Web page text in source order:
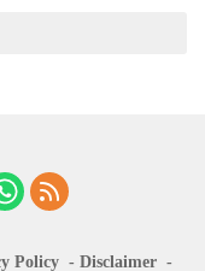
Policy Disclaimer